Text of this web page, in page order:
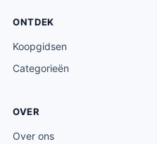
ONTDEK
Koopgidsen
Categorieën
OVER
Over ons